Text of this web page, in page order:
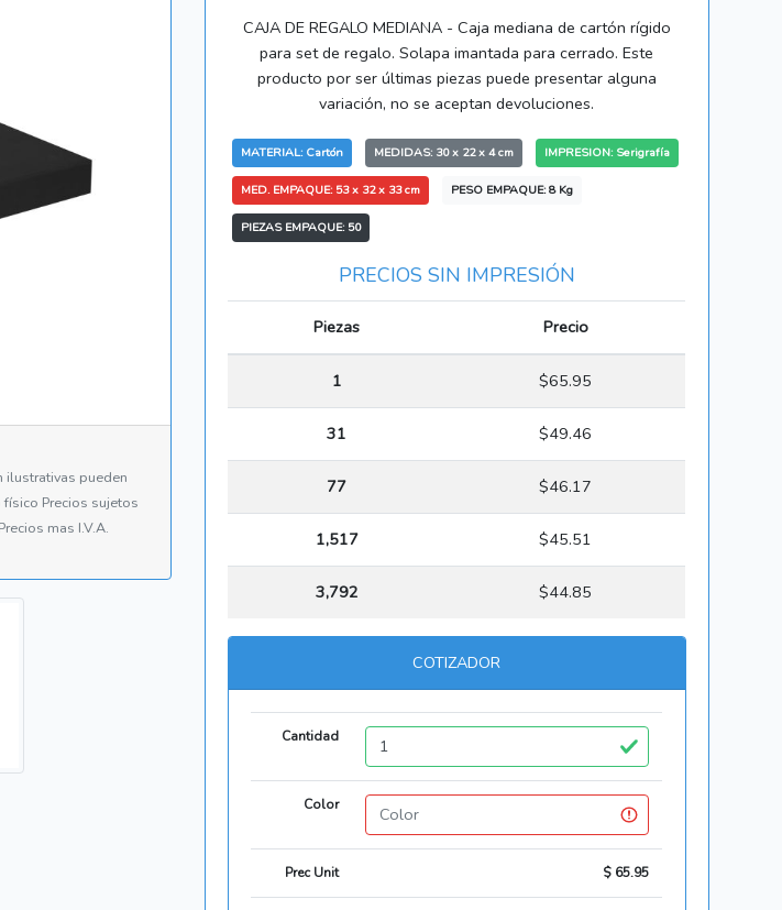
ilustrativas pueden
Precios sujetos
mas I.V.A.
CAJA DE REGALO MEDIANA - Caja mediana de cartón rígido
para set de regalo. Solapa imantada para cerrado. Este
producto por ser últimas piezas puede presentar alguna
variación, no se aceptan devoluciones.
MATERIAL: Cartón MEDIDAS: 30 x 22 x 4 cm IMPRESION: Serigrafía
MED. EMPAQUE: 53 x 32 x 33 cm PESO EMPAQUE: 8 Kg
PIEZAS EMPAQUE: 50
PRECIOS SIN IMPRESIÓN
Piezas Precio
1 $65.95
31 $49.46
77 $46.17
1,517 $45.51
3,792 $44.85
COTIZADOR
Cantidad
Color
Prec Unit $ 65.95